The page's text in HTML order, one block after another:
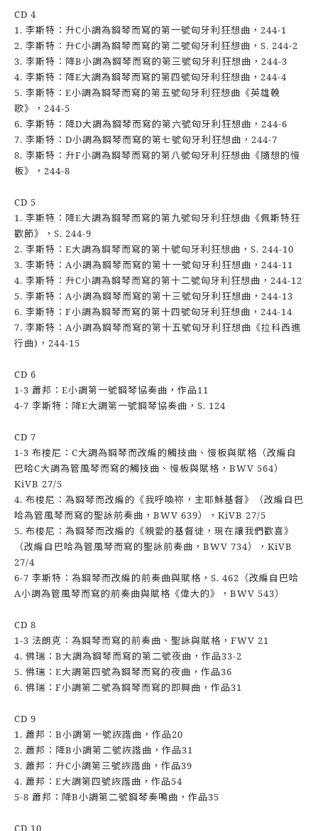
CD 4
1. 李斯特：升C小調為鋼琴而寫的第一號匈牙利狂想曲，244-1
2. 李斯特：升C小調為鋼琴而寫的第二號匈牙利狂想曲，S. 244-2
3. 李斯特：降B小調為鋼琴而寫的第三號匈牙利狂想曲，244-3
4. 李斯特：降E大調為鋼琴而寫的第四號匈牙利狂想曲，244-4
5. 李斯特：E小調為鋼琴而寫的第五號匈牙利狂想曲《英雄輓
歌》，244-5
6. 李斯特：降D大調為鋼琴而寫的第六號匈牙利狂想曲，244-6
7. 李斯特：D小調為鋼琴而寫的第七號匈牙利狂想曲，244-7
8. 李斯特：升F小調為鋼琴而寫的第八號匈牙利狂想曲《隨想的慢
板》，244-8
CD 5
1. 李斯特：降E大調為鋼琴而寫的第九號匈牙利狂想曲《佩斯特狂
歡節》，S. 244-9
2. 李斯特：E大調為鋼琴而寫的第十號匈牙利狂想曲，S. 244-10
3. 李斯特：A小調為鋼琴而寫的第十一號匈牙利狂想曲，244-11
4. 李斯特：升C小調為鋼琴而寫的第十二號匈牙利狂想曲，244-12
5. 李斯特：A小調為鋼琴而寫的第十三號匈牙利狂想曲，244-13
6. 李斯特：F小調為鋼琴而寫的第十四號匈牙利狂想曲，244-14
7. 李斯特：A小調為鋼琴而寫的第十五號匈牙利狂想曲《拉科西進
行曲)，244-15
CD 6
1-3 蕭邦：E小調第一號鋼琴協奏曲，作品11
4-7 李斯特：降E大調第一號鋼琴協奏曲，S. 124
CD 7
1-3 布梭尼：C大調為鋼琴而改編的觸技曲、慢板與賦格（改編自
巴哈C大調為管風琴而寫的觸技曲、慢板與賦格，BWV 564）
KiVB 27/5
4. 布梭尼：為鋼琴而改編的《我呼喚祢，主耶穌基督》（改編自巴
哈為管風琴而寫的聖詠前奏曲，BWV 639），KiVB 27/5
5. 布梭尼：為鋼琴而改編的《親愛的基督徒，現在讓我們歡喜》
（改編自巴哈為管風琴而寫的聖詠前奏曲，BWV 734），KiVB
27/4
6-7 李斯特：為鋼琴而改編的前奏曲與賦格，S. 462（改編自巴哈
A小調為管風琴而寫的前奏曲與賦格《偉大的》，BWV 543）
CD 8
1-3 法朗克：為鋼琴而寫的前奏曲、聖詠與賦格，FWV 21
4. 佛瑞：B大調為鋼琴而寫的第二號夜曲，作品33-2
5. 佛瑞：E大調第四號為鋼琴而寫的夜曲，作品36
6. 佛瑞：F小調第二號為鋼琴而寫的即興曲，作品31
CD 9
1. 蕭邦：B小調第一號詼諧曲，作品20
2. 蕭邦：降B小調第二號詼諧曲，作品31
3. 蕭邦：升C小調第三號詼諧曲，作品39
4. 蕭邦：E大調第四號詼諧曲，作品54
5-8 蕭邦：降B小調第二號鋼琴奏鳴曲，作品35
CD 10